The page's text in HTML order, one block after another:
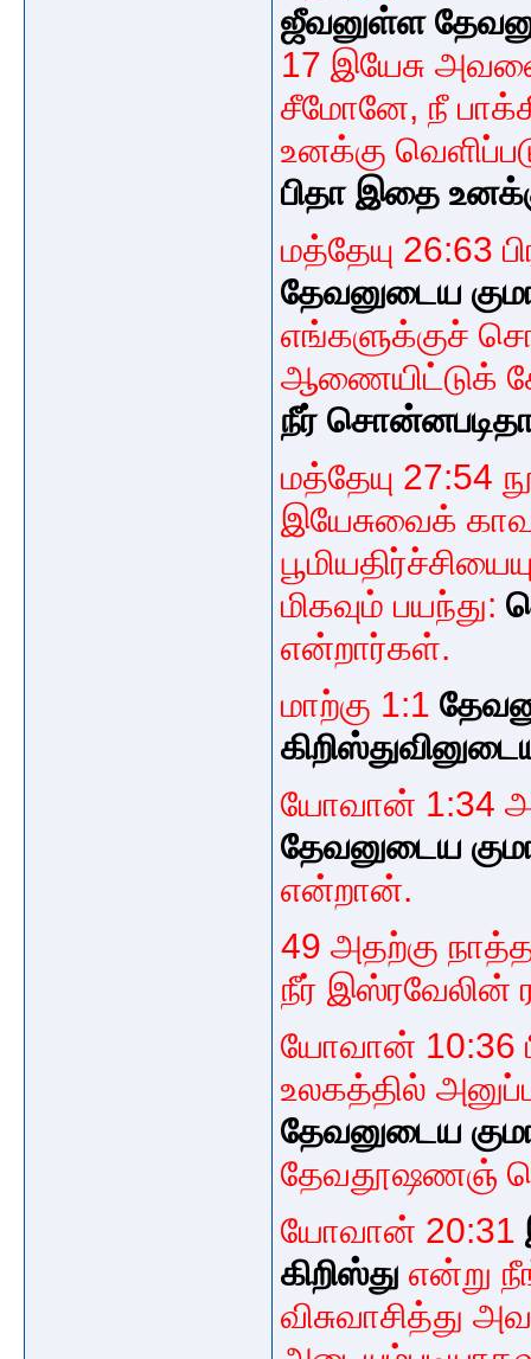
ஜீவனுள்ள
17 இயேசு
சீமோனே, நீ
உனக்கு
பிதா இதை
மத்தேயு 26:63
தேவனுடைய
எங்களுக்குச்
ஆணையிட்டுக்
நீர்
மத்தேயு 27:54
இயேசுவைக்
மிகவும் பயந்து:
என்றார்கள்.
மாற்கு 1:1
யோவான் 1:34
தேவனுடைய
என்றான்.
49 அதற்கு
நீர் இஸ்ரவேலின்
யோவான் 10:36
உலகத்தில்
தேவனுடைய
தேவதூஷணஞ்
யோவான் 20:31
கிறிஸ்து என்று
விசுவாசித்து